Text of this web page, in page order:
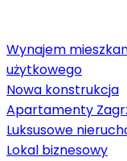
Wynajem
użytkowego
Nowa konstrukcja
Apartamenty
Luksusowe
Lokal biznesowy